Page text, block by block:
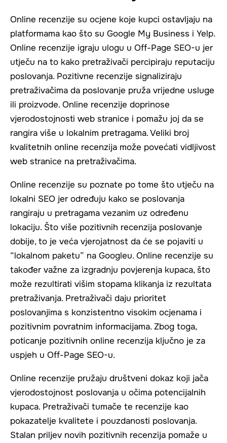
Online recenzije su ocjene koje kupci ostavljaju na
platformama kao što su Google My Business i Yelp.
Online recenzije igraju ulogu u Off-Page SEO-u jer
utječu na to kako pretraživači percipiraju reputaciju
poslovanja. Pozitivne recenzije signaliziraju
pretraživačima da poslovanje pruža vrijedne usluge
ili proizvode. Online recenzije doprinose
vjerodostojnosti web stranice i pomažu joj da se
rangira više u lokalnim pretragama. Veliki broj
kvalitetnih online recenzija može povećati vidljivost
web stranice na pretraživačima.
Online recenzije su poznate po tome što utječu na
lokalni SEO jer određuju kako se poslovanja
rangiraju u pretragama vezanim uz određenu
lokaciju. Što više pozitivnih recenzija poslovanje
dobije, to je veća vjerojatnost da će se pojaviti u
“lokalnom paketu” na Googleu. Online recenzije su
također važne za izgradnju povjerenja kupaca, što
može rezultirati višim stopama klikanja iz rezultata
pretraživanja. Pretraživači daju prioritet
poslovanjima s konzistentno visokim ocjenama i
pozitivnim povratnim informacijama. Zbog toga,
poticanje pozitivnih online recenzija ključno je za
uspjeh u Off-Page SEO-u.
Online recenzije pružaju društveni dokaz koji jača
vjerodostojnost poslovanja u očima potencijalnih
kupaca. Pretraživači tumače te recenzije kao
pokazatelje kvalitete i pouzdanosti poslovanja.
Stalan priljev novih pozitivnih recenzija pomaže u